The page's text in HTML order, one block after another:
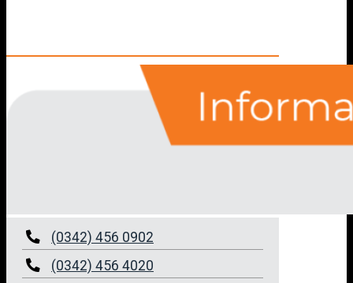
(0342) 456 0902
(0342) 456 4020